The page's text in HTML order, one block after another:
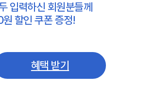
입력하신 회원분들께
할인 쿠폰 증정!
혜택 받기